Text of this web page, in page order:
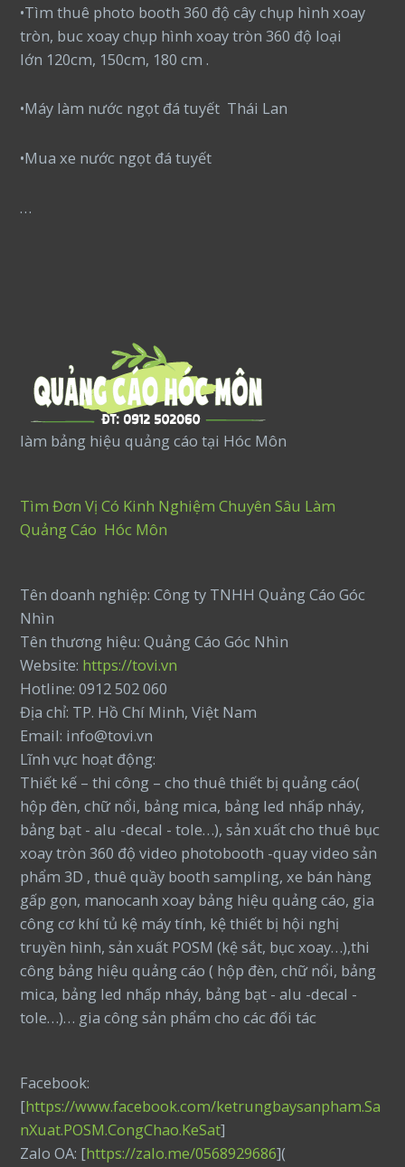
•Tìm thuê photo booth 360 độ cây chụp hình xoay
tròn, buc xoay chụp hình xoay tròn 360 độ loại
lớn 120cm, 150cm, 180 cm .
•Máy làm nước ngọt đá tuyết Thái Lan
•Mua xe nước ngọt đá tuyết
…
làm bảng hiệu quảng cáo tại Hóc Môn
Tìm Đơn Vị Có Kinh Nghiệm Chuyên Sâu Làm
Quảng Cáo Hóc Môn
Tên doanh nghiệp: Công ty TNHH Quảng Cáo Góc
Nhìn
Tên thương hiệu: Quảng Cáo Góc Nhìn
Website: https://tovi.vn
Hotline: 0912 502 060
Địa chỉ: TP. Hồ Chí Minh, Việt Nam
Email: info@tovi.vn
Lĩnh vực hoạt động:
Thiết kế – thi công – cho thuê thiết bị quảng cáo(
hộp đèn, chữ nổi, bảng mica, bảng led nhấp nháy,
bảng bạt - alu -decal - tole…), sản xuất cho thuê bục
xoay tròn 360 độ video photobooth -quay video sản
phẩm 3D , thuê quầy booth sampling, xe bán hàng
gấp gọn, manocanh xoay bảng hiệu quảng cáo, gia
công cơ khí tủ kệ máy tính, kệ thiết bị hội nghị
truyền hình, sản xuất POSM (kệ sắt, bục xoay…),thi
công bảng hiệu quảng cáo ( hộp đèn, chữ nổi, bảng
mica, bảng led nhấp nháy, bảng bạt - alu -decal -
tole…)… gia công sản phẩm cho các đối tác
Facebook:
[https://www.facebook.com/ketrungbaysanpham.Sa
nXuat.POSM.CongChao.KeSat]
Zalo OA: [https://zalo.me/0568929686](